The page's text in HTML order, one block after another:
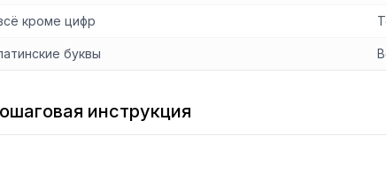
кроме цифр
буквы
инструкция